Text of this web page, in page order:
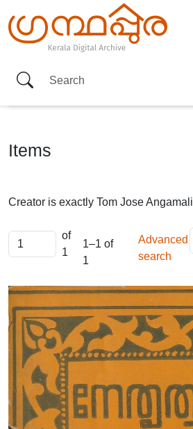
Items
Creator is exactly Tom Jose Angamali
of
1
1–1 of
1
Advanced
search